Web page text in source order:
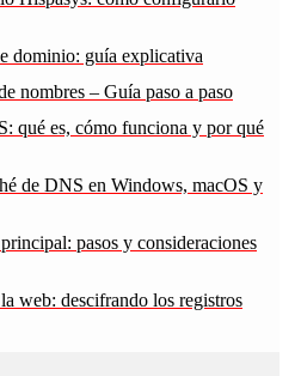
dominio: guía explicativa
nombres – Guía paso a paso
qué es, cómo funciona y por qué
de DNS en Windows, macOS y
pasos y consideraciones
web: descifrando los registros